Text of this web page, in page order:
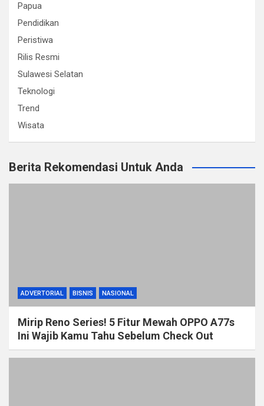
Papua
Pendidikan
Peristiwa
Rilis Resmi
Sulawesi Selatan
Teknologi
Trend
Wisata
Berita Rekomendasi Untuk Anda
ADVERTORIAL BISNIS NASIONAL
Mirip Reno Series! 5 Fitur Mewah OPPO A77s
Ini Wajib Kamu Tahu Sebelum Check Out